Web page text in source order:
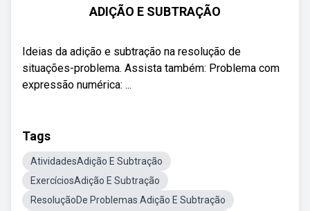
ADIÇÃO E SUBTRAÇÃO
Ideias da adição e subtração na resolução de
situações-problema. Assista também: Problema com
expressão numérica: ...
Tags
AtividadesAdição E Subtração
ExercíciosAdição E Subtração
ResoluçãoDe Problemas Adição E Subtração